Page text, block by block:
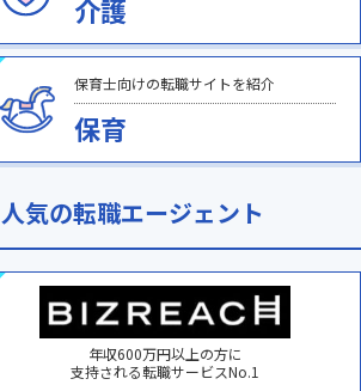
介護
保育士向けの転職サイトを紹介
保育
人気の転職エージェント
年収600万円以上の方に
支持される転職サービスNo.1